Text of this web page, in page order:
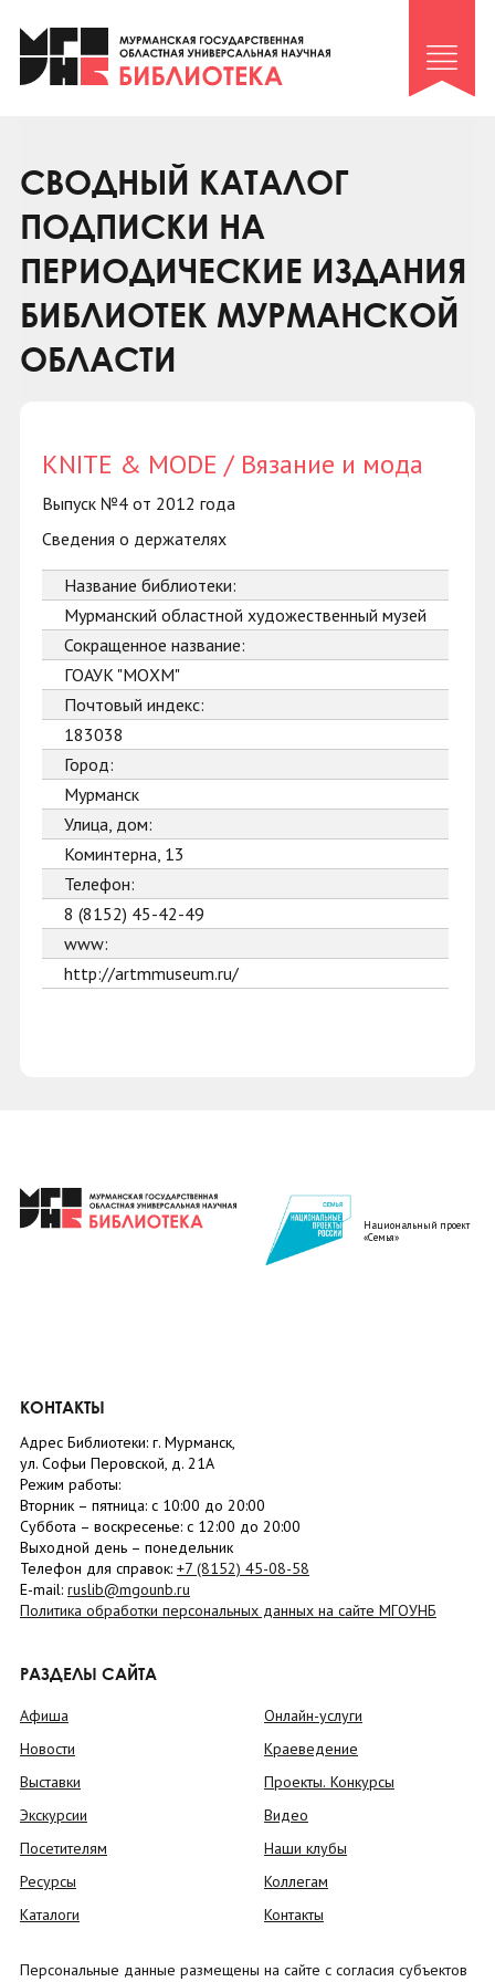
Клуб «Гиря и сельдерей»
Клуб «Семейный архив»
Коллегам
Контакты
СВОДНЫЙ КАТАЛОГ
ПОДПИСКИ НА
ПЕРИОДИЧЕСКИЕ ИЗДАНИЯ
БИБЛИОТЕК МУРМАНСКОЙ
ОБЛАСТИ
KNITE & MODE / Вязание и мода
Выпуск №4 от 2012 года
Сведения о держателях
Название библиотеки:
Мурманский областной художественный музей
Сокращенное название:
ГОАУК "МОХМ"
Почтовый индекс:
183038
Город:
Мурманск
Улица, дом:
Коминтерна, 13
Телефон:
8 (8152) 45-42-49
www:
http://artmmuseum.ru/
Национальный проект
«Семья»
КОНТАКТЫ
Адрес Библиотеки: г. Мурманск,
ул. Софьи Перовской, д. 21А
Режим работы:
Вторник – пятница: с 10:00 до 20:00
Суббота – воскресенье: c 12:00 до 20:00
Выходной день – понедельник
Телефон для справок: +7 (8152) 45-08-58
E-mail: ruslib@mgounb.ru
Политика обработки персональных данных на сайте МГОУНБ
РАЗДЕЛЫ САЙТА
Афиша
Новости
Выставки
Экскурсии
Посетителям
Ресурсы
Каталоги
Онлайн-услуги
Краеведение
Проекты. Конкурсы
Видео
Наши клубы
Коллегам
Контакты
Персональные данные размещены на сайте с согласия субъектов